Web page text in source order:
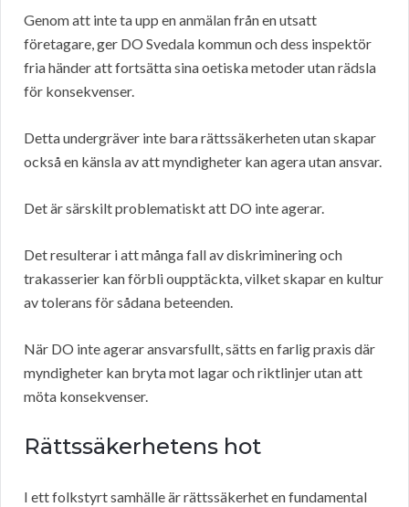
Genom att inte ta upp en anmälan från en utsatt
företagare, ger DO Svedala kommun och dess inspektör
fria händer att fortsätta sina oetiska metoder utan rädsla
för konsekvenser.
Detta undergräver inte bara rättssäkerheten utan skapar
också en känsla av att myndigheter kan agera utan ansvar.
Det är särskilt problematiskt att DO inte agerar.
Det resulterar i att många fall av diskriminering och
trakasserier kan förbli oupptäckta, vilket skapar en kultur
av tolerans för sådana beteenden.
När DO inte agerar ansvarsfullt, sätts en farlig praxis där
myndigheter kan bryta mot lagar och riktlinjer utan att
möta konsekvenser.
Rättssäkerhetens hot
I ett folkstyrt samhälle är rättssäkerhet en fundamental